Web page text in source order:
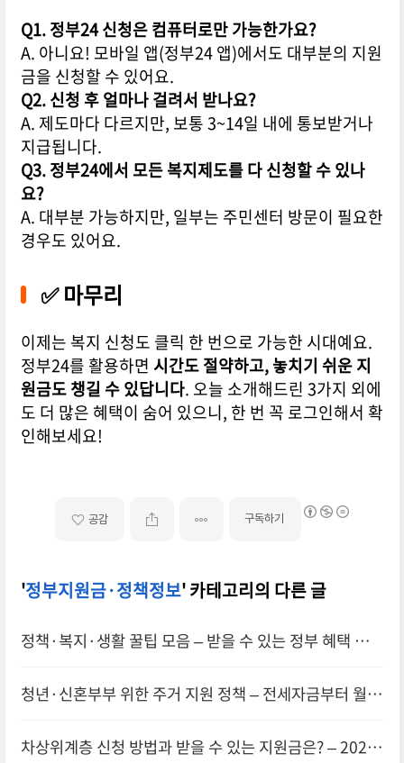
Q1. 정부24 신청은 컴퓨터로만 가능한가요?
A. 아니요! 모바일 앱(정부24 앱)에서도 대부분의 지원
금을 신청할 수 있어요.
Q2. 신청 후 얼마나 걸려서 받나요?
A. 제도마다 다르지만, 보통 3~14일 내에 통보받거나
지급됩니다.
Q3. 정부24에서 모든 복지제도를 다 신청할 수 있나
요?
A. 대부분 가능하지만, 일부는 주민센터 방문이 필요한
경우도 있어요.
✅ 마무리
이제는 복지 신청도 클릭 한 번으로 가능한 시대예요.
정부24를 활용하면 시간도 절약하고, 놓치기 쉬운 지
원금도 챙길 수 있답니다. 오늘 소개해드린 3가지 외에
도 더 많은 혜택이 숨어 있으니, 한 번 꼭 로그인해서 확
인해보세요!
공감 구독하기
'정부지원금·정책정보' 카테고리의 다른 글
정책·복지·생활 꿀팁 모음 – 받을 수 있는 정부 혜택 한눈
청년·신혼부부 위한 주거 지원 정책 – 전세자금부터 월세
차상위계층 신청 방법과 받을 수 있는 지원금은? – 2025